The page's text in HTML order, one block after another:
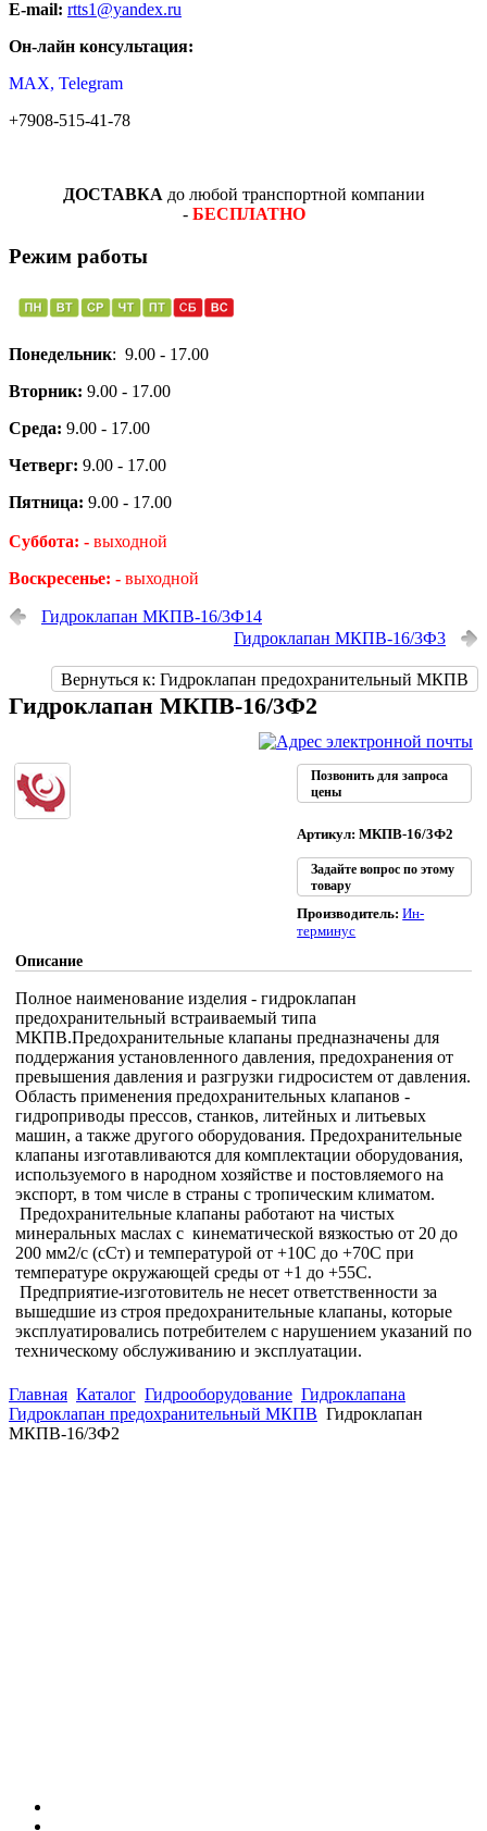
E-mail: rtts1@yandex.ru
Он-лайн консультация:
MAX, Telegram
+7908-515-41-78
ДОСТАВКА до любой транспортной компании
- БЕСПЛАТНО
Режим работы
Понедельник: 9.00 - 17.00
Вторник: 9.00 - 17.00
Среда: 9.00 - 17.00
Четверг: 9.00 - 17.00
Пятница: 9.00 - 17.00
Суббота: - выходной
Воскресенье: - выходной
Гидроклапан МКПВ-16/3Ф14
Гидроклапан МКПВ-16/3Ф3
Вернуться к: Гидроклапан предохранительный МКПВ
Гидроклапан МКПВ-16/3Ф2
Позвонить для запроса
цены
Артикул: МКПВ-16/3Ф2
Задайте вопрос по этому
товару
Производитель:Ин-
терминус
Описание
Полное наименование изделия - гидроклапан
предохранительный встраиваемый типа
МКПВ.Предохранительные клапаны предназначены для
поддержания установленного давления, предохранения от
превышения давления и разгрузки гидросистем от давления.
Область применения предохранительных клапанов -
гидроприводы прессов, станков, литейных и литьевых
машин, а также другого оборудования. Предохранительные
клапаны изготавливаются для комплектации оборудования,
используемого в народном хозяйстве и постовляемого на
экспорт, в том числе в страны с тропическим климатом.
Предохранительные клапаны работают на чистых
минеральных маслах с кинематической вязкостью от 20 до
200 мм2/с (сСт) и температурой от +10С до +70С при
температуре окружающей среды от +1 до +55С.
Предприятие-изготовитель не несет ответственности за
вышедшие из строя предохранительные клапаны, которые
эксплуатировались потребителем с нарушением указаний по
техническому обслуживанию и эксплуатации.
Главная Каталог Гидрооборудование Гидроклапана
Гидроклапан предохранительный МКПВ Гидроклапан
МКПВ-16/3Ф2